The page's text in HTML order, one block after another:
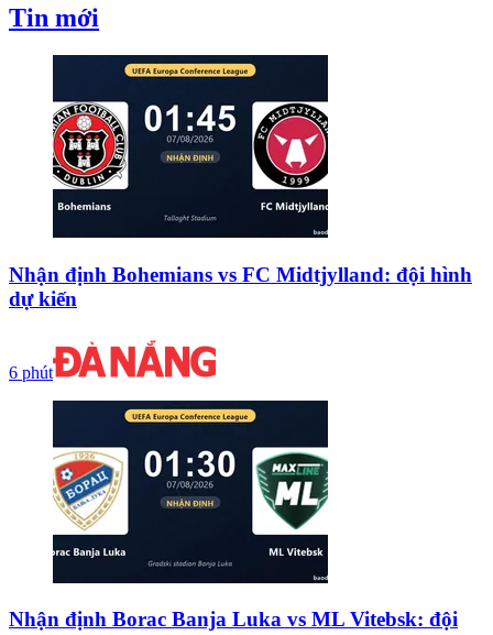
Tin mới
Nhận định Bohemians vs FC Midtjylland: đội hình
dự kiến
6 phút
Nhận định Borac Banja Luka vs ML Vitebsk: đội